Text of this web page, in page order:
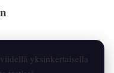
yksinkertaisella